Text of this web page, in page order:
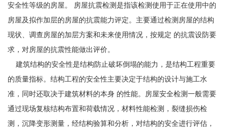
安全性等级的房屋。 房屋抗震检测是指该检测使用于正在使用中的
房屋及拟作加层的房屋的抗震能力评定。主要通过检测房屋的结构
现状、调查房屋的加层方案和未来使用情况，按规定 的抗震设防要
求，对房屋的抗震性能做出评价。
建筑结构的安全性是结构防止破坏倒塌的能力，是结构工程重要
的质量指标。结构工程的安全性主要决定于结构的设计与施工水
准，同时还取决于建筑材料的本身 的性能。房屋安全检测一般需要
通过现场复核结构布置和荷载情况，材料性能检测，裂缝损伤检
测，沉降变形测量，经结构验算和分析，对结构的安全进行评估，